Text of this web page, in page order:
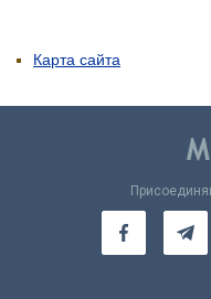
Карта сайта